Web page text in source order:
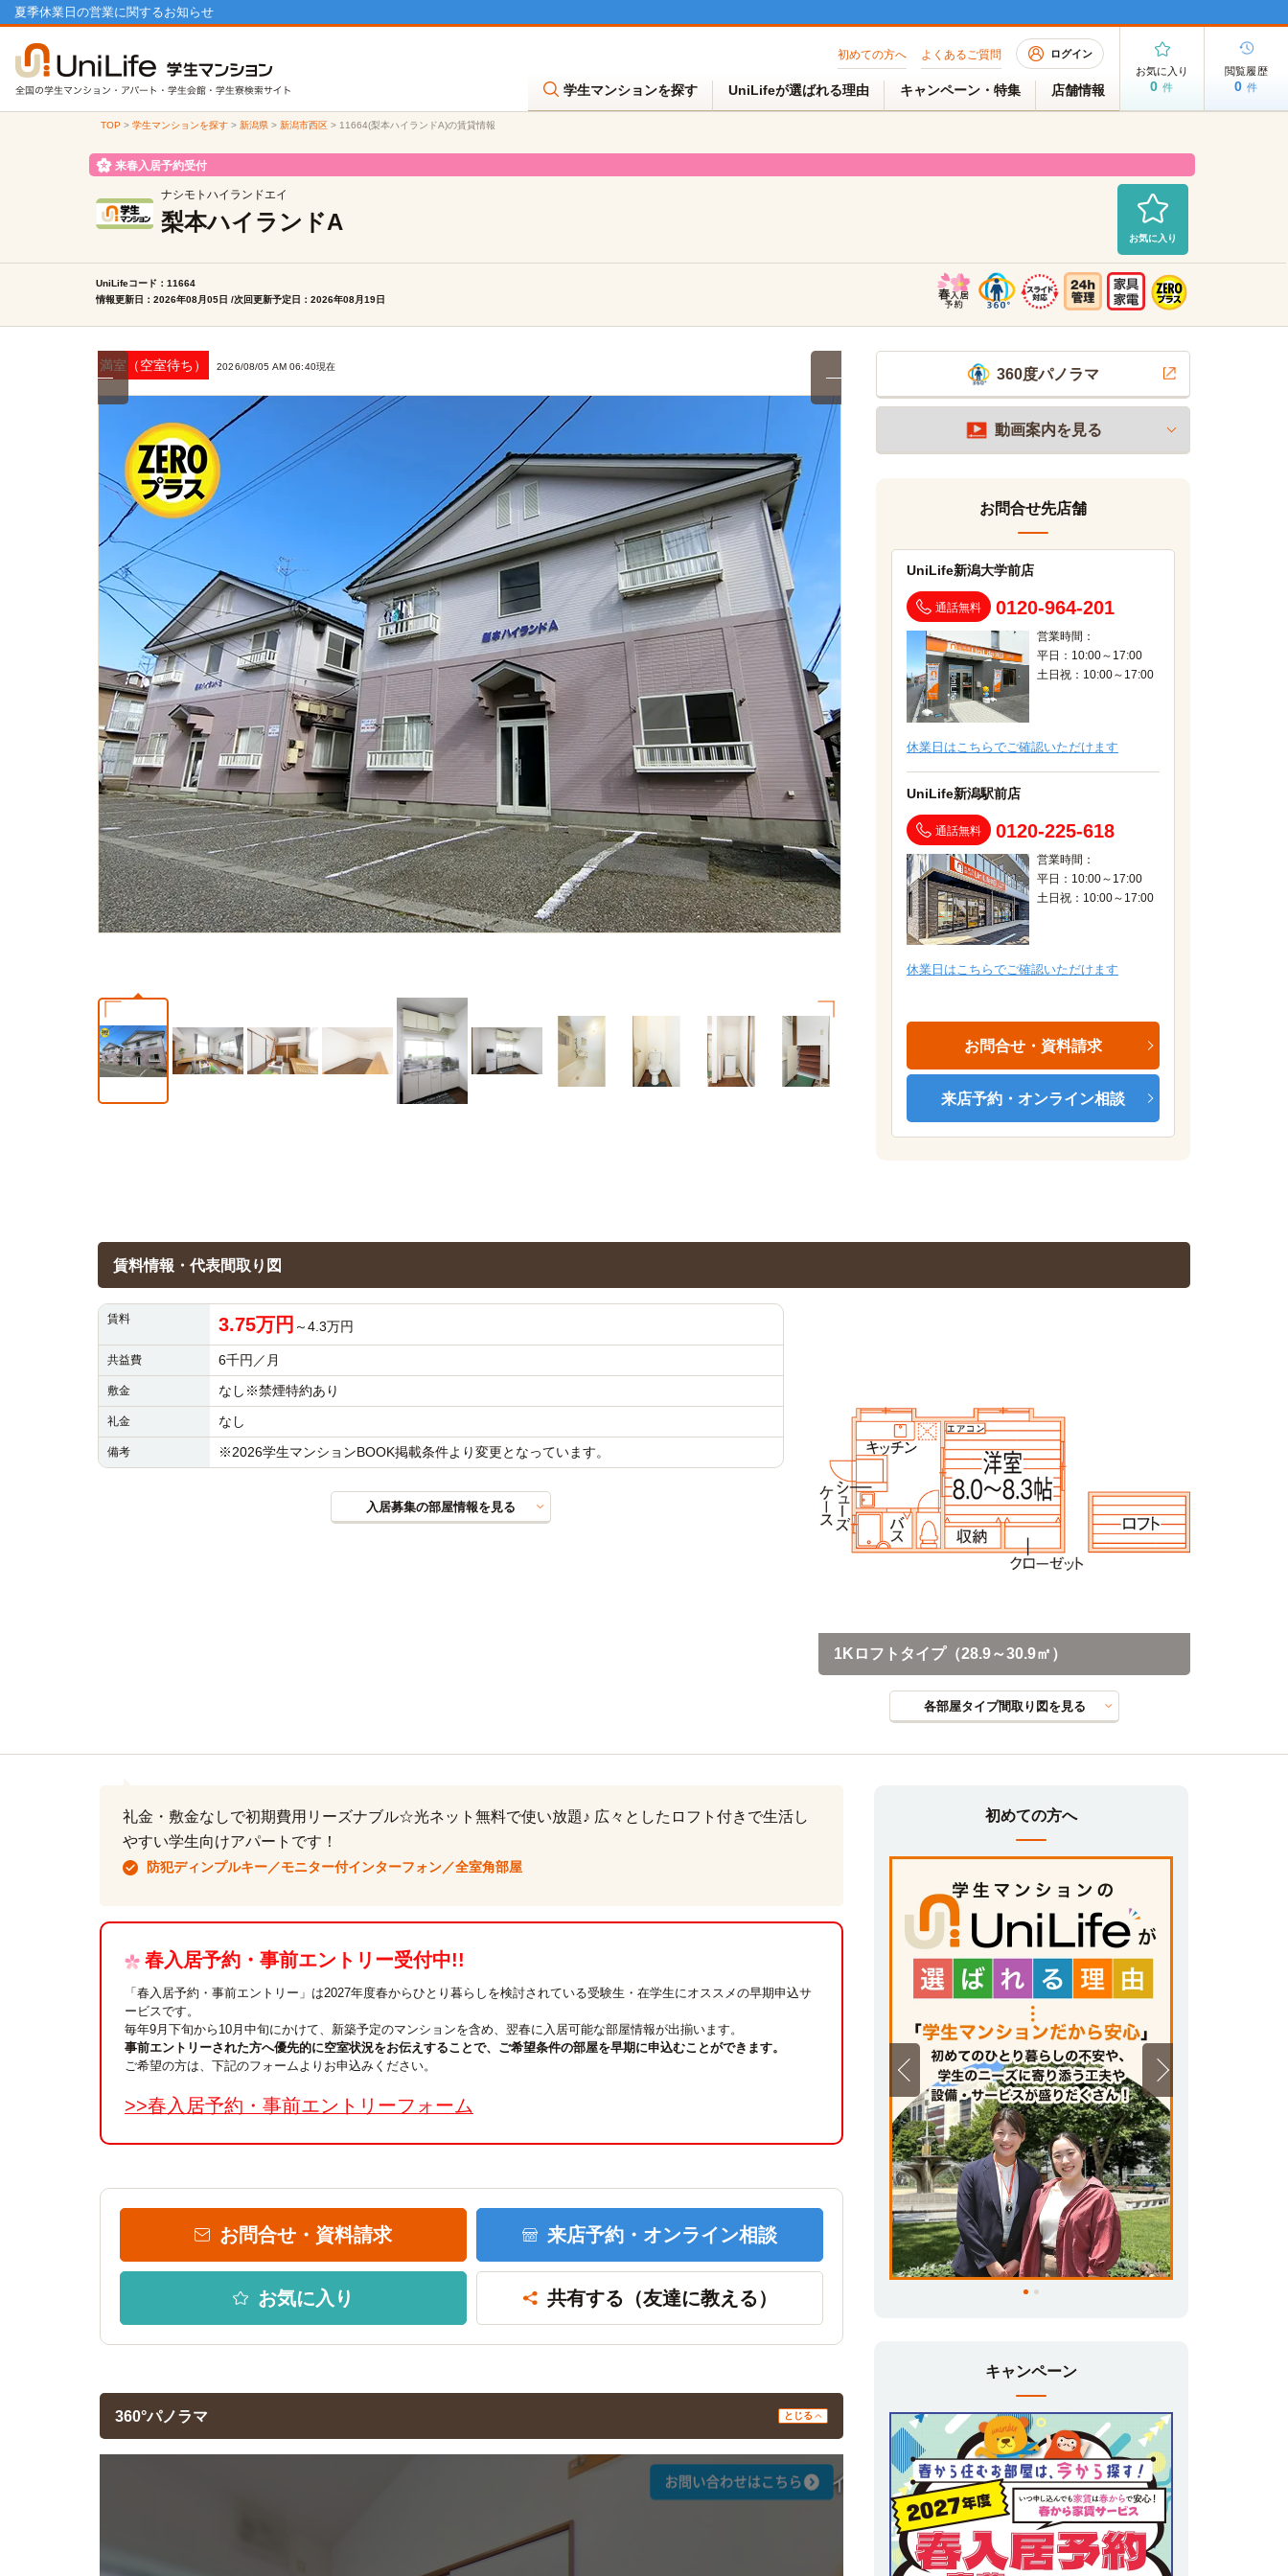
夏季休業日の営業に関するお知らせ
初めての方へ よくあるご質問 ログイン
学生マンションを探す UniLifeが選ばれる理由 キャンペーン・特集 店舗情報
お気に入り
0 件
閲覧履歴
0 件
TOP > 学生マンションを探す> 新潟県> 新潟市西区> 11664(梨本ハイランドA)の賃貸情報
来春入居予約受付
ナシモトハイランドエイ
梨本ハイランドA
お気に入り
UniLifeコード：11664
情報更新日：2026年08月05日 /次回更新予定日：2026年08月19日
満室（空室待ち） 2026/08/05 AM 06:40現在 2026/08/05 AM 06:40現在
103号モデルルーム
1
360度パノラマ
動画案内を見る
お問合せ先店舗
UniLife新潟大学前店
通話無料 0120-964-201
営業時間：
平日：10:00～17:00
土日祝：10:00～17:00
休業日はこちらでご確認いただけます
UniLife新潟駅前店
通話無料 0120-225-618
営業時間：
平日：10:00～17:00
土日祝：10:00～17:00
休業日はこちらでご確認いただけます
お問合せ・資料請求
来店予約・オンライン相談
賃料情報・代表間取り図
賃料 3.75万円 ～4.3万円
共益費 6千円／月
敷金 なし※禁煙特約あり
礼金 なし
備考 ※2026学生マンションBOOK掲載条件より変更となっています。
入居募集の部屋情報を見る
1Kロフトタイプ（28.9～30.9㎡）
各部屋タイプ間取り図を見る
礼金・敷金なしで初期費用リーズナブル☆光ネット無料で使い放題♪ 広々としたロフト付きで生活し
やすい学生向けアパートです！
防犯ディンプルキー／モニター付インターフォン／全室角部屋
春入居予約・事前エントリー受付中!!
「春入居予約・事前エントリー」は2027年度春からひとり暮らしを検討されている受験生・在学生にオススメの早期申込サ
ービスです。
毎年9月下旬から10月中旬にかけて、新築予定のマンションを含め、翌春に入居可能な部屋情報が出揃います。
事前エントリーされた方へ優先的に空室状況をお伝えすることで、ご希望条件の部屋を早期に申込むことができます。
ご希望の方は、下記のフォームよりお申込みください。
>>春入居予約・事前エントリーフォーム
お問合せ・資料請求 来店予約・ オンライン相談
お気に入り 共有する （友達に教える）
360°パノラマ とじる
初めての方へ
キャンペーン